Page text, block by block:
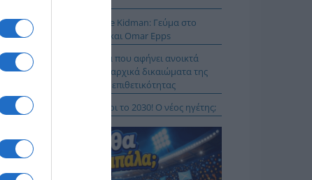
Μύκονο βρίσκεται η Nicole Kidman: Γεύμα στο
μαζί με Zoe Saldaña και Omar Epps
Δούρου: Θολή συμφωνία που αφήνει ανοικτά
σχετικά με τα κυριαρχικά δικαιώματα της
έναντι της τουρκικής επιθετικότητας
Βιτάλις στην ΑΕΚ μέχρι το 2030! Ο νέος ηγέτης;